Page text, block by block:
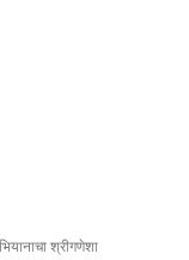
श्रीगणेशा